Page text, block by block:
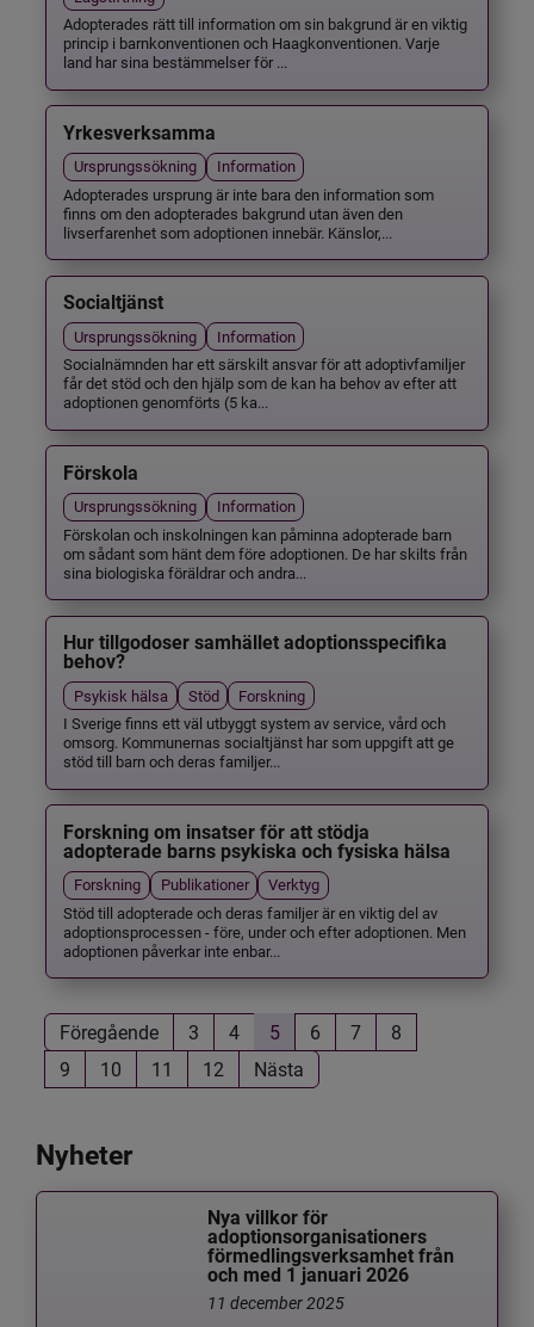
Adopterades rätt till information om sin bakgrund är en viktig
princip i barnkonventionen och Haagkonventionen. Varje
land har sina bestämmelser för ...
Yrkesverksamma
Ursprungssökning
Information
Adopterades ursprung är inte bara den information som
finns om den adopterades bakgrund utan även den
livserfarenhet som adoptionen innebär. Känslor,...
Socialtjänst
Ursprungssökning
Information
Socialnämnden har ett särskilt ansvar för att adoptivfamiljer
får det stöd och den hjälp som de kan ha behov av efter att
adoptionen genomförts (5 ka...
Förskola
Ursprungssökning
Information
Förskolan och inskolningen kan påminna adopterade barn
om sådant som hänt dem före adoptionen. De har skilts från
sina biologiska föräldrar och andra...
Hur tillgodoser samhället adoptionsspecifika
behov?
Psykisk hälsa Stöd
Forskning
I Sverige finns ett väl utbyggt system av service, vård och
omsorg. Kommunernas socialtjänst har som uppgift att ge
stöd till barn och deras familjer...
Forskning om insatser för att stödja
adopterade barns psykiska och fysiska hälsa
Forskning Publikationer
Verktyg
Stöd till adopterade och deras familjer är en viktig del av
adoptionsprocessen - före, under och efter adoptionen. Men
adoptionen påverkar inte enbar...
Föregående 3 4 5 6 7
8
9
10 11 12 Nästa
Nyheter
Nya villkor för
adoptionsorganisationers
förmedlingsverksamhet från
och med 1 januari 2026
11 december 2025